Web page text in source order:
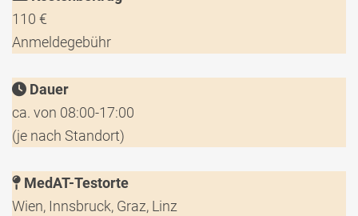
110 €
Anmeldegebühr
Dauer
ca. von 08:00-17:00
(je nach Standort)
MedAT-Testorte
Wien, Innsbruck, Graz, Linz